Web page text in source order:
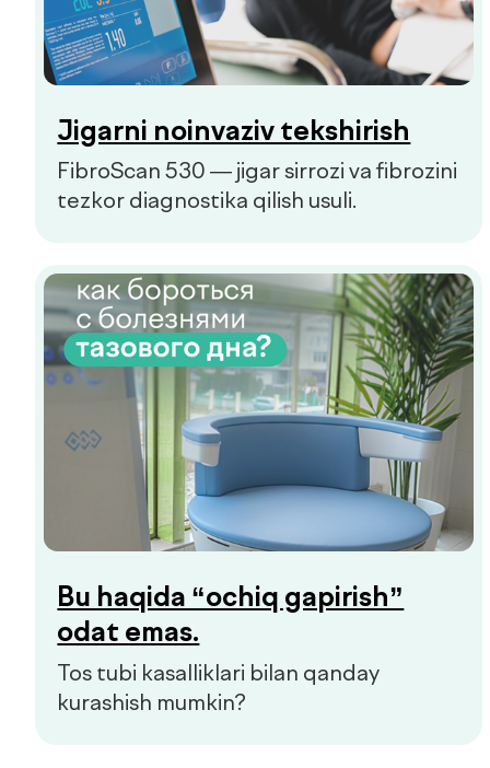
Mutaxassislar
Check-uplar
Aloqa
de factum kids
Sifat siyosati
+998 55 508-00-00
Dush–Juma: 08:00–18:00, Shanba: 08:00–16:00
Tijorat takliflari
info@defactum.uz
Copyright © 2026, De factum. Barcha huquqlar himoyalangan
Maxfiylik siyosati
Sayt future-group.uz tomonidan ishlab chiqilgan